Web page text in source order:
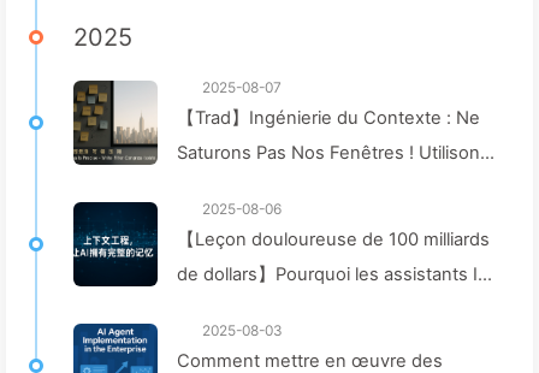
2025
2025-08-07
【Trad】Ingénierie du Contexte : Ne
Saturons Pas Nos Fenêtres ! Utilisons
Apprenons Lentement L'IA170
2025-08-06
【Leçon douloureuse de 100 milliards
de dollars】Pourquoi les assistants IA
2025-08-03
Comment mettre en œuvre des